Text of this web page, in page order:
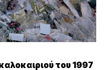
του 1997